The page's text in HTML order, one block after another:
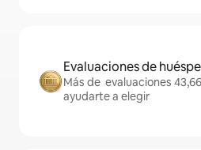
Evaluaciones de
Más de evaluaciones
ayudarte a elegir